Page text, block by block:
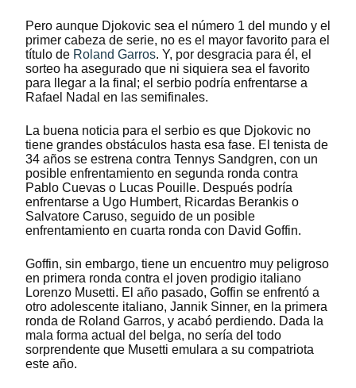
Pero aunque Djokovic sea el número 1 del mundo y el
primer cabeza de serie, no es el mayor favorito para el
título de Roland Garros. Y, por desgracia para él, el
sorteo ha asegurado que ni siquiera sea el favorito
para llegar a la final; el serbio podría enfrentarse a
Rafael Nadal en las semifinales.
La buena noticia para el serbio es que Djokovic no
tiene grandes obstáculos hasta esa fase. El tenista de
34 años se estrena contra Tennys Sandgren, con un
posible enfrentamiento en segunda ronda contra
Pablo Cuevas o Lucas Pouille. Después podría
enfrentarse a Ugo Humbert, Ricardas Berankis o
Salvatore Caruso, seguido de un posible
enfrentamiento en cuarta ronda con David Goffin.
Goffin, sin embargo, tiene un encuentro muy peligroso
en primera ronda contra el joven prodigio italiano
Lorenzo Musetti. El año pasado, Goffin se enfrentó a
otro adolescente italiano, Jannik Sinner, en la primera
ronda de Roland Garros, y acabó perdiendo. Dada la
mala forma actual del belga, no sería del todo
sorprendente que Musetti emulara a su compatriota
este año.